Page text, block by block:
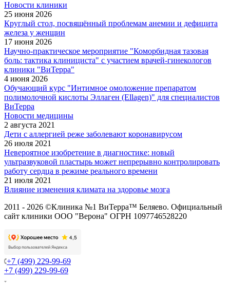
Новости клиники
25 июня 2026
Круглый стол, посвящённый проблемам анемии и дефицита
железа у женщин
17 июня 2026
Научно-практическое мероприятие "Коморбидная тазовая
боль: тактика клинициста" с участием врачей-гинекологов
клиники "ВиТерра"
4 июня 2026
Обучающий курс "Интимное омоложение препаратом
полимолочной кислоты Эллаген (Ellagen)" для специалистов
ВиТерра
Новости медицины
2 августа 2021
Дети с аллергией реже заболевают коронавирусом
26 июля 2021
Невероятное изобретение в диагностике: новый
ультразвуковой пластырь может непрерывно контролировать
работу сердца в режиме реального времени
21 июля 2021
Влияние изменения климата на здоровье мозга
2011 - 2026 ©Клиника №1 ВиТерра™ Беляево. Официальный
сайт клиники ООО "Верона" ОГРН 1097746528220
+7 (499) 229-99-69
+7 (499) 229-99-69